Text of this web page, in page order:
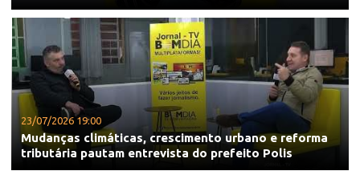
23/07/2026 19:00
Mudanças climáticas, crescimento urbano e reforma
tributária pautam entrevista do prefeito Polis